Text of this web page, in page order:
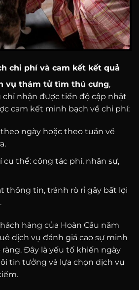
chi phí và cam kết kết quả
vụ thám tử tìm thú cưng,
nhận được tiến độ cập nhật
cam kết minh bạch về chi phí:
ngày hoặc theo tuần về
cụ thể: công tác phí, nhân sự,
thông tin, tránh rò rỉ gây bất lợi
hàng của Hoàn Cầu năm
dịch vụ đánh giá cao sự minh
Đây là yếu tố khiến ngày
tin tưởng và lựa chọn dịch vụ